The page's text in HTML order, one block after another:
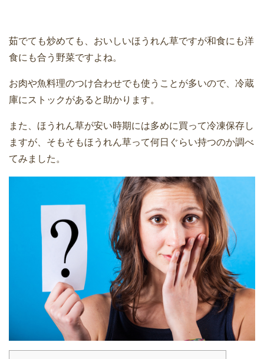
茹でても炒めても、おいしいほうれん草ですが和食にも洋
食にも合う野菜ですよね。
お肉や魚料理のつけ合わせでも使うことが多いので、冷蔵
庫にストックがあると助かります。
また、ほうれん草が安い時期には多めに買って冷凍保存し
ますが、そもそもほうれん草って何日ぐらい持つのか調べ
てみました。